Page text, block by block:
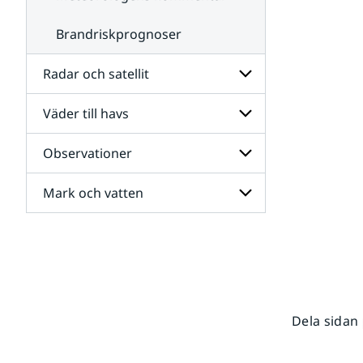
Brandriskprognoser
Radar och satellit
Undersidor
för
Radar
och
satellit
Väder till havs
Undersidor
för
Väder
till
havs
Observationer
Undersidor
för
Mark och vatten
Dela sidan